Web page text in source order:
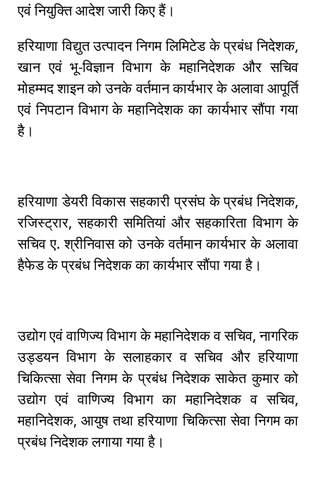
एवं नियुक्ति आदेश जारी किए हैं।
हरियाणा विद्युत उत्पादन निगम लिमिटेड के प्रबंध निदेशक,
खान एवं भू-विज्ञान विभाग के महानिदेशक और सचिव
मोहम्मद शाइन को उनके वर्तमान कार्यभार के अलावा आपूर्ति
एवं निपटान विभाग के महानिदेशक का कार्यभार सौंपा गया
है।
हरियाणा डेयरी विकास सहकारी प्रसंघ के प्रबंध निदेशक,
रजिस्ट्रार, सहकारी समितियां और सहकारिता विभाग के
सचिव ए. श्रीनिवास को उनके वर्तमान कार्यभार के अलावा
हैफेड के प्रबंध निदेशक का कार्यभार सौंपा गया है।
उद्योग एवं वाणिज्य विभाग के महानिदेशक व सचिव, नागरिक
उड्डयन विभाग के सलाहकार व सचिव और हरियाणा
चिकित्सा सेवा निगम के प्रबंध निदेशक साकेत कुमार को
उद्योग एवं वाणिज्य विभाग का महानिदेशक व सचिव,
महानिदेशक, आयुष तथा हरियाणा चिकित्सा सेवा निगम का
प्रबंध निदेशक लगाया गया है।